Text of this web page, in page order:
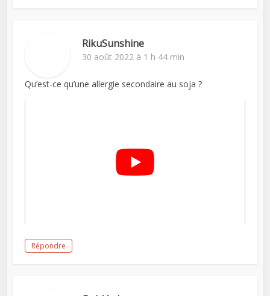
RikuSunshine
30 août 2022 à 1 h 44 min
Qu’est-ce qu’une allergie secondaire au soja ?
Répondre